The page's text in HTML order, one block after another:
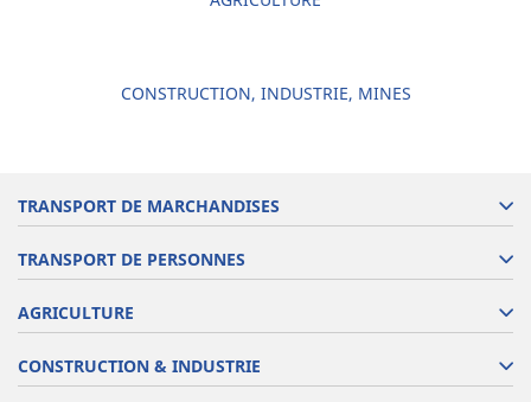
CONSTRUCTION, INDUSTRIE, MINES
TRANSPORT DE MARCHANDISES
TRANSPORT DE PERSONNES
AGRICULTURE
CONSTRUCTION & INDUSTRIE